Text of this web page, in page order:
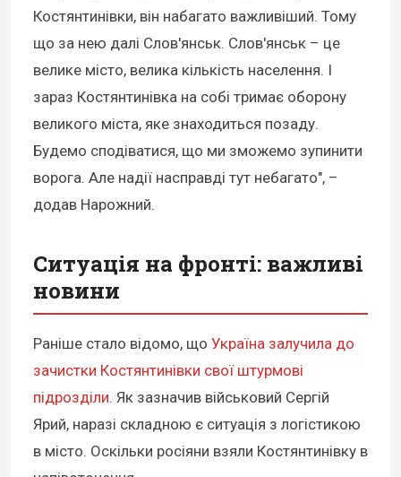
Костянтинівки, він набагато важливіший. Тому
що за нею далі Слов'янськ. Слов'янськ – це
велике місто, велика кількість населення. І
зараз Костянтинівка на собі тримає оборону
великого міста, яке знаходиться позаду.
Будемо сподіватися, що ми зможемо зупинити
ворога. Але надії насправді тут небагато", –
додав Нарожний.
Ситуація на фронті: важливі
новини
Раніше стало відомо, що Україна залучила до
зачистки Костянтинівки свої штурмові
підрозділи. Як зазначив військовий Сергій
Ярий, наразі складною є ситуація з логістикою
в місто. Оскільки росіяни взяли Костянтинівку в